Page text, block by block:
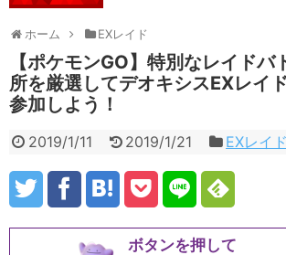
ホーム EXレイド
【ポケモンGO】特別なレイドバ
所を厳選してデオキシスEXレイ
参加しよう！
2019/1/11 2019/1/21 EXレイド
ボタンを押して